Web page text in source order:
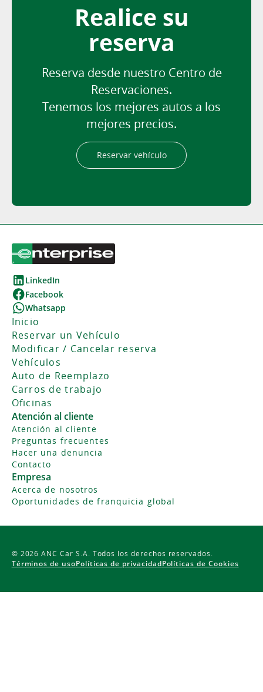
Realice su
reserva
Reserva desde nuestro Centro de
Reservaciones.
Tenemos los mejores autos a los
mejores precios.
Reservar vehículo
Inicio
Reservar un Vehículo
Modificar / Cancelar reserva
Vehículos
Auto de Reemplazo
Carros de trabajo
Oficinas
Atención al cliente
Atención al cliente
Preguntas frecuentes
Hacer una denuncia
Contacto
Empresa
Acerca de nosotros
Oportunidades de franquicia global
LinkedIn
Facebook
Whatsapp
© 2026 ANC Car S.A. Todos los derechos reservados.
Términos de usoPolíticas de privacidadPolíticas de Cookies